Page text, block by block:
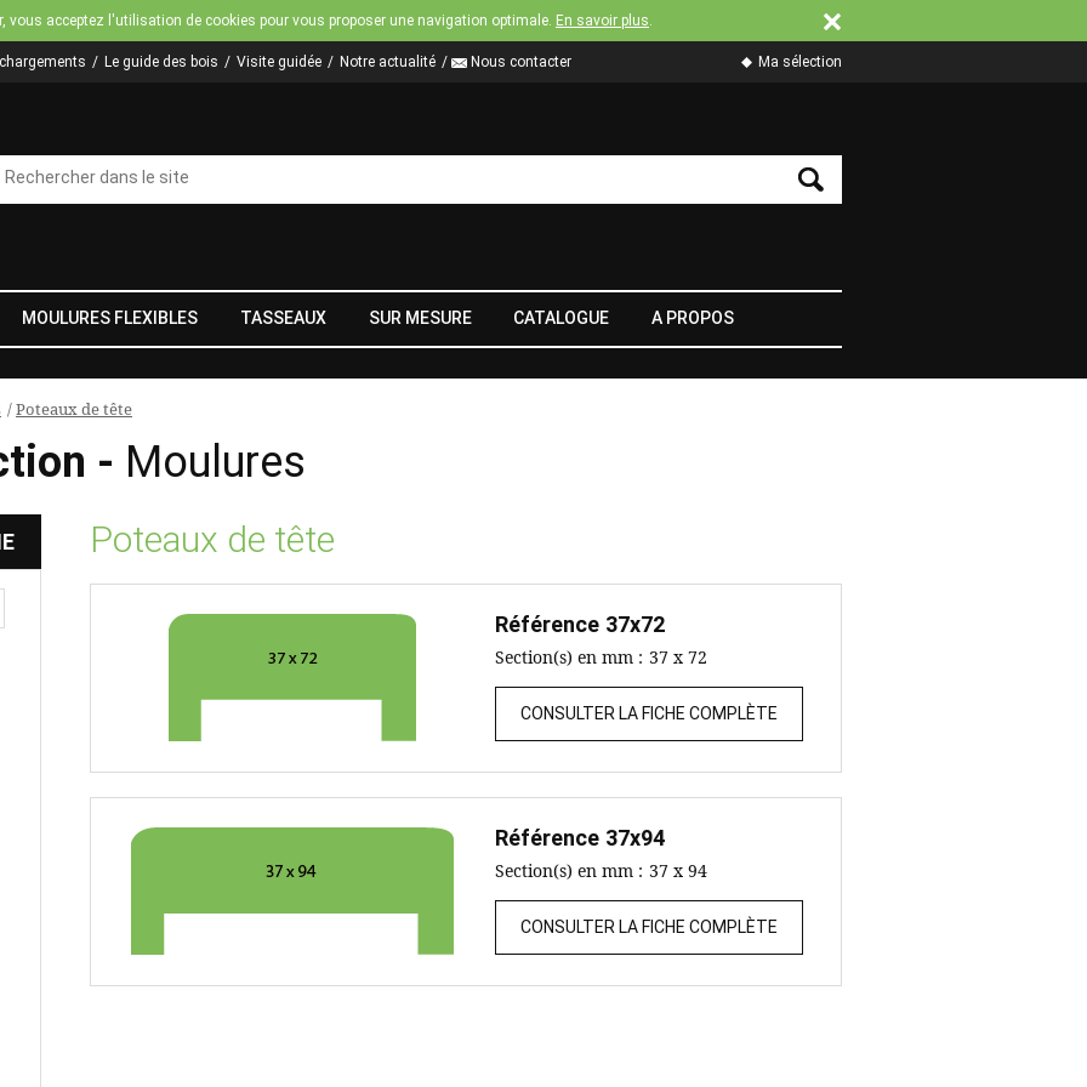
Jump to navigation
vous acceptez l'utilisation de cookies pour vous proposer une navigation optimale. En savoir plus.
Le guide des bois Visite guidée Notre actualité Nous contacter Ma sélection
MOULURES FLEXIBLES TASSEAUX SUR MESURE CATALOGUE A PROPOS
/Poteaux de tête
- Moulures
Poteaux de tête
Référence 37x72
Section(s) en mm : 37 x 72
CONSULTER LA FICHE COMPLÈTE
Référence 37x94
Section(s) en mm : 37 x 94
CONSULTER LA FICHE COMPLÈTE